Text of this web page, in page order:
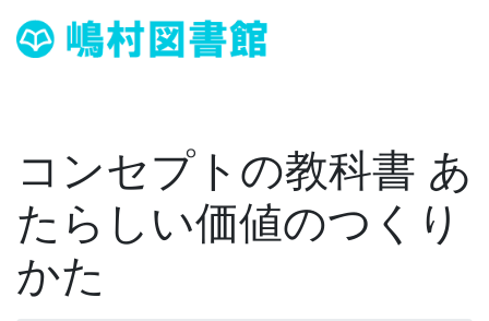
コンセプトの教科書 あ
たらしい価値のつくり
かた